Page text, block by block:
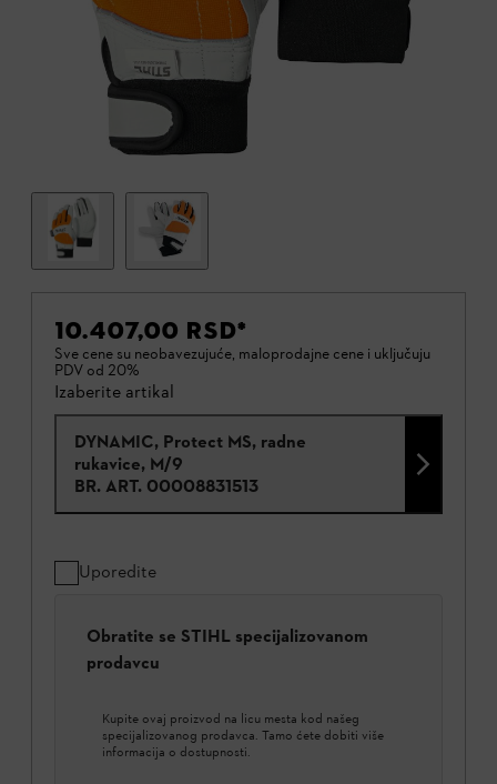
10.407,00 RSD*
Sve cene su neobavezujuće, maloprodajne cene i uključuju
PDV od 20%
Izaberite artikal
DYNAMIC, Protect MS, radne
rukavice, M/9
BR. ART. 00008831513
Uporedite
Obratite se STIHL specijalizovanom
prodavcu
Kupite ovaj proizvod na licu mesta kod našeg
specijalizovanog prodavca. Tamo ćete dobiti više
informacija o dostupnosti.